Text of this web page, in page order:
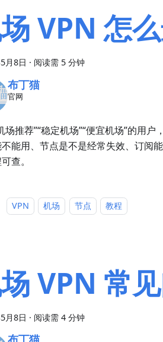
VPN 怎
月8日 · 阅读需 5 分钟
布丁猫
官网
场推荐”“稳定机场”“便宜机场”的用
能用、节点是不是经常失效、订阅
查。
VPN 机场 节点 教程
VPN 常
月8日 · 阅读需 4 分钟